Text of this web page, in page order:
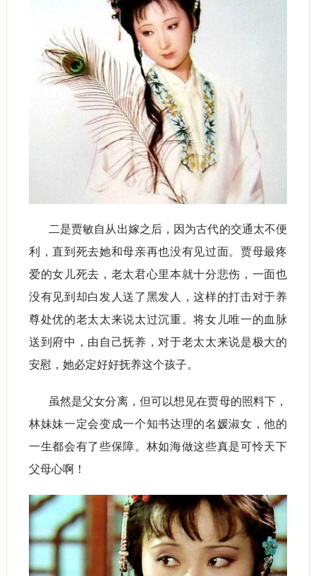
二是贾敏自从出嫁之后，因为古代的交通太不便
利，直到死去她和母亲再也没有见过面。贾母最疼
爱的女儿死去，老太君心里本就十分悲伤，一面也
没有见到却白发人送了黑发人，这样的打击对于养
尊处优的老太太来说太过沉重。将女儿唯一的血脉
送到府中，由自己抚养，对于老太太来说是极大的
安慰，她必定好好抚养这个孩子。
虽然是父女分离，但可以想见在贾母的照料下，
林妹妹一定会变成一个知书达理的名媛淑女，他的
一生都会有了些保障。林如海做这些真是可怜天下
父母心啊！